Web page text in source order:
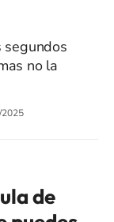
segundos
no la
de